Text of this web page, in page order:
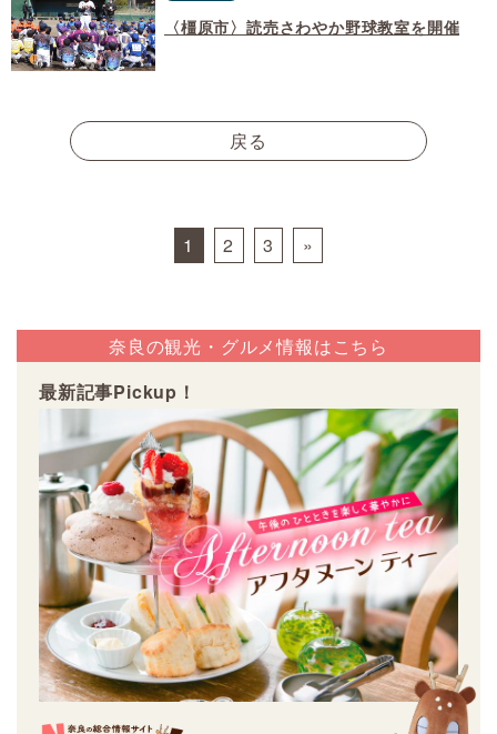
〈橿原市〉読売さわやか野球教室を開催
戻る
Posts navigation
1 2 3 »
奈良の観光・グルメ情報はこちら
最新記事Pickup！